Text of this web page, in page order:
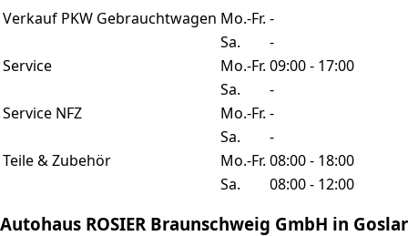
Verkauf PKW Gebrauchtwagen Mo.-Fr. -
Sa.
-
Service
Mo.-Fr. 09:00 - 17:00
Sa.
-
Service NFZ
Mo.-Fr. -
Sa.
-
Teile & Zubehör
Mo.-Fr. 08:00 - 18:00
Sa.
08:00 - 12:00
Autohaus ROSIER Braunschweig GmbH in Goslar